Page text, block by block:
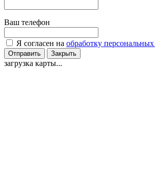
Ваш телефон
Я согласен на обработку
Отправить Закрыть
загрузка карты...